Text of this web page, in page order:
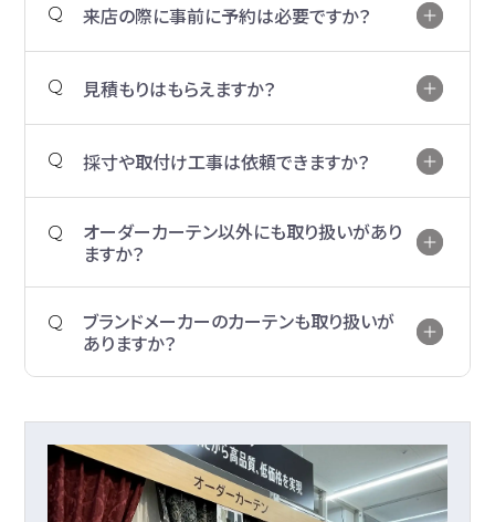
来店の際に事前に予約は必要ですか？
見積もりはもらえますか？
採寸や取付け工事は依頼できますか？
オーダーカーテン以外にも取り扱いがあり
ますか？
ブランドメーカーのカーテンも取り扱いが
ありますか？